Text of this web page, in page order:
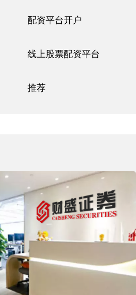
配资平台开户
线上股票配资平台
推荐